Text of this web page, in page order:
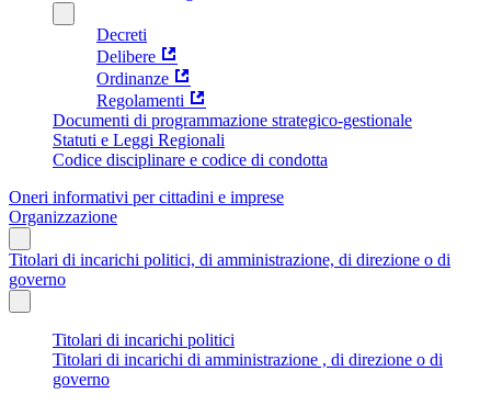
Decreti
Delibere
Ordinanze
Regolamenti
Documenti di programmazione strategico-gestionale
Statuti e Leggi Regionali
Codice disciplinare e codice di condotta
Oneri informativi per cittadini e imprese
Organizzazione
Titolari di incarichi politici, di amministrazione, di direzione o di
governo
Titolari di incarichi politici
Titolari di incarichi di amministrazione , di direzione o di
governo